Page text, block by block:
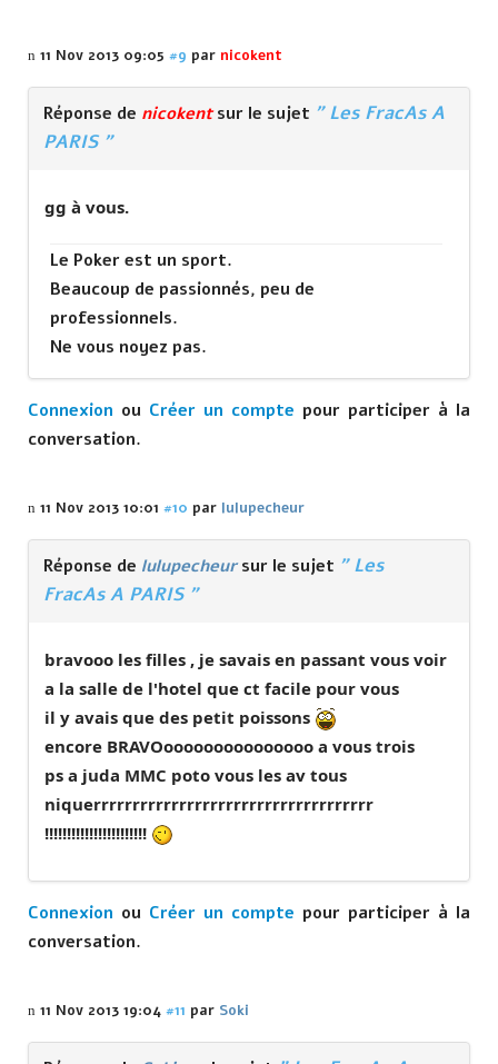
11 Nov 2013 09:05 #9 par nicokent
Réponse de nicokentsur le sujet " Les FracAs A
PARIS "
gg à vous.
Le Poker est un sport.
Beaucoup de passionnés, peu de
professionnels.
Ne vous noyez pas.
Connexion ou Créer un compte pour participer à la
conversation.
11 Nov 2013 10:01 #10 par lulupecheur
Réponse de lulupecheursur le sujet " Les
FracAs A PARIS "
bravooo les filles , je savais en passant vous voir
a la salle de l'hotel que ct facile pour vous
il y avais que des petit poissons
encore BRAVOooooooooooooooo a vous trois
ps a juda MMC poto vous les av tous
niquerrrrrrrrrrrrrrrrrrrrrrrrrrrrrrrrrrrr
!!!!!!!!!!!!!!!!!!!!!!!
Connexion ou Créer un compte pour participer à la
conversation.
11 Nov 2013 19:04 #11 par Soki